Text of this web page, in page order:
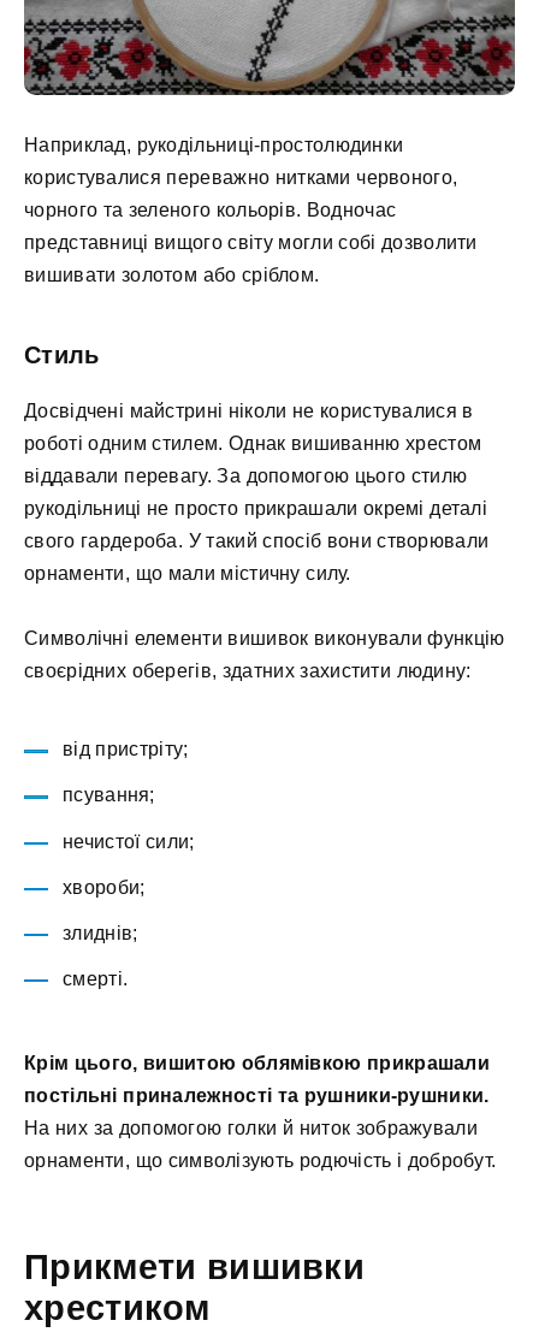
Наприклад, рукодільниці-простолюдинки
користувалися переважно нитками червоного,
чорного та зеленого кольорів. Водночас
представниці вищого світу могли собі дозволити
вишивати золотом або сріблом.
Стиль
Досвідчені майстрині ніколи не користувалися в
роботі одним стилем. Однак вишиванню хрестом
віддавали перевагу. За допомогою цього стилю
рукодільниці не просто прикрашали окремі деталі
свого гардероба. У такий спосіб вони створювали
орнаменти, що мали містичну силу.
Символічні елементи вишивок виконували функцію
своєрідних оберегів, здатних захистити людину:
від пристріту;
псування;
нечистої сили;
хвороби;
злиднів;
смерті.
Крім цього, вишитою облямівкою прикрашали
постільні приналежності та рушники-рушники.
На них за допомогою голки й ниток зображували
орнаменти, що символізують родючість і добробут.
Прикмети вишивки
хрестиком